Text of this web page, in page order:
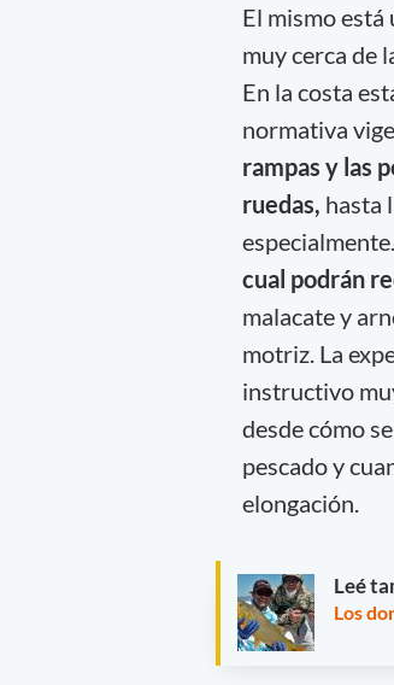
El mismo está
muy cerca de
En la costa
normativa
rampas y las
ruedas, hasta
cual podrán
malacate y
motriz. La
instructivo
desde cómo
pescado y
elongación.
Leé
Los